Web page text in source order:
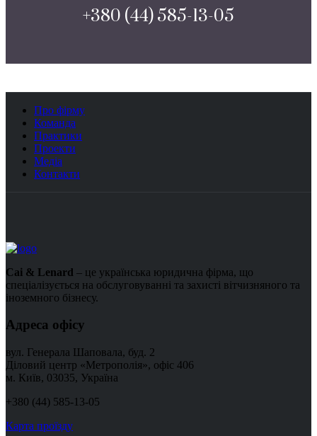
+380 (44) 585-13-05
Про фірму
Команда
Практики
Проекти
Медіа
Контакти
Cai & Lenard – це українська юридична фірма, що
спеціалізується на обслуговуванні та захисті вітчизняного та
іноземного бізнесу.
Адреса офісу
вул. Генерала Шаповала, буд. 2
Діловий центр «Метрополія», офіс 406
м. Київ, 03035, Україна
+380 (44) 585-13-05
Карта проїзду